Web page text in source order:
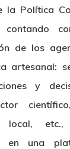
la Política
de los
artesanal:
y
local,
en una